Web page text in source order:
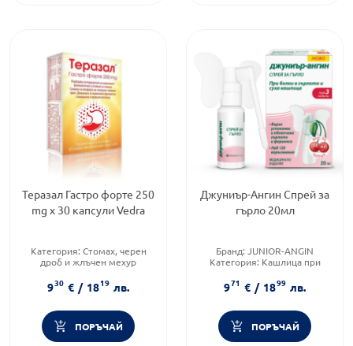
Теразал Гастро форте 250
mg x 30 капсули Vedra
Категория: Стомах, черен
дроб и жлъчен мехур
Форма на продукта:капсули
930 € / 1819 лв.
ПОРЪЧАЙ
Джуниър-Ангин Спрей за
гърло 20мл
Бранд: JUNIOR-ANGIN
Категория: Кашлица при
Тип кашлица:Суха кашлица
971 € / 1899 лв.
ПОРЪЧАЙ